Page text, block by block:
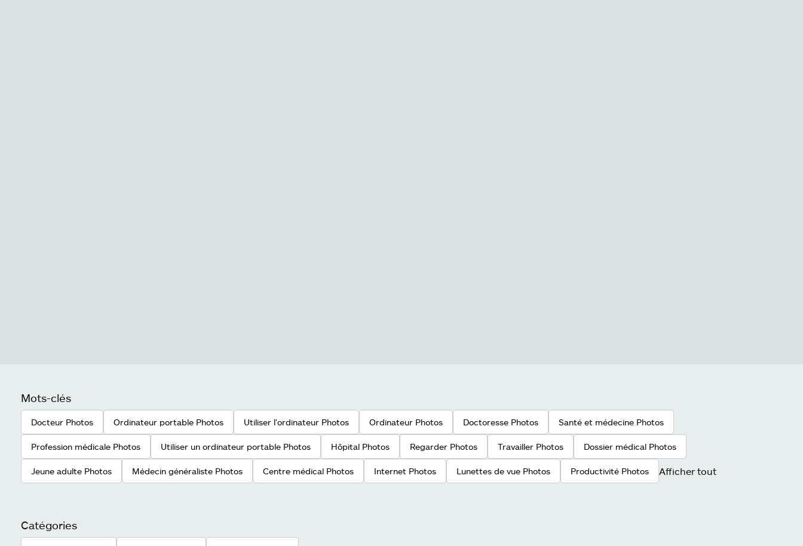
Mots-clés
Docteur Photos Ordinateur portable Photos Utiliser l'ordinateur Photos Ordinateur Photos Doctoresse Photos Santé et médecine Photos
Profession médicale Photos Utiliser un ordinateur portable Photos Hôpital Photos Regarder Photos Travailler Photos Dossier médical Photos
Jeune adulte Photos Médecin généraliste Photos Centre médical Photos Internet Photos Lunettes de vue Photos Productivité Photos Afficher tout
Catégories